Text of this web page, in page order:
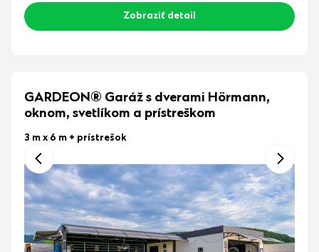
Zobraziť detail
GARDEON® Garáž s dverami Hörmann,
oknom, svetlíkom a prístreškom
3 m x 6 m + prístrešok